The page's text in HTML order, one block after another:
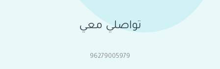
تواصلي معي
96279005979